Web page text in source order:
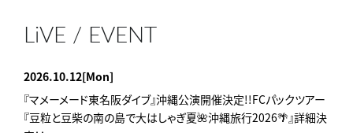
LiVE / EVENT
2026.10.12[Mon]
『マメーメード東名阪ダイブ』沖縄公演開催決定!!FCパックツアー
『豆粒と豆柴の南の島で大はしゃぎ夏🌺沖縄旅行2026🌴』詳細決